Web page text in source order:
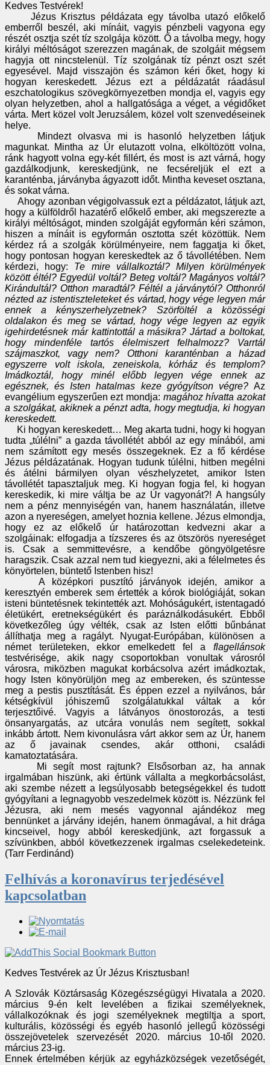
Kedves Testvérek!
Jézus Krisztus példázata egy távolba utazó előkelő
emberről beszél, aki mínáit, vagyis pénzbeli vagyona egy
részét osztja szét tíz szolgája között. Ő a távolba megy, hogy
királyi méltóságot szerezzen magának, de szolgáit mégsem
hagyja ott nincstelenül. Tíz szolgának tíz pénzt oszt szét
egyesével. Majd visszajön és számon kéri őket, hogy ki
hogyan kereskedett. Jézus ezt a példázatát ráadásul
eszchatologikus szövegkörnyezetben mondja el, vagyis egy
olyan helyzetben, ahol a hallgatósága a véget, a végidőket
várta. Mert közel volt Jeruzsálem, közel volt szenvedéseinek
helye.
Mindezt olvasva mi is hasonló helyzetben látjuk
magunkat. Mintha az Úr elutazott volna, elköltözött volna,
ránk hagyott volna egy-két fillért, és most is azt várná, hogy
gazdálkodjunk, kereskedjünk, ne fecséreljük el ezt a
karanténba, járványba ágyazott időt. Mintha keveset osztana,
és sokat várna.
Ahogy azonban végigolvassuk ezt a példázatot, látjuk azt,
hogy a külföldről hazatérő előkelő ember, aki megszerezte a
királyi méltóságot, minden szolgáját egyformán kéri számon,
hiszen a mínáit is egyformán osztotta szét közöttük. Nem
kérdez rá a szolgák körülményeire, nem faggatja ki őket,
hogy pontosan hogyan kereskedtek az ő távollétében. Nem
kérdezi, hogy: Te mire vállalkoztál? Milyen körülmények
között éltél? Egyedül voltál? Beteg voltál? Magányos voltál?
Kirándultál? Otthon maradtál? Féltél a járványtól? Otthonról
nézted az istentiszteleteket és vártad, hogy vége legyen már
ennek a kényszerhelyzetnek? Szörföltél a közösségi
oldalakon és meg se vártad, hogy vége legyen az egyik
igehirdetésnek már kattintottál a másikra? Jártad a boltokat,
hogy mindenféle tartós élelmiszert felhalmozz? Varrtál
szájmaszkot, vagy nem? Otthoni karanténban a házad
egyszerre volt iskola, zeneiskola, kórház és templom?
Imádkoztál, hogy minél előbb legyen vége ennek az
egésznek, és Isten hatalmas keze gyógyítson végre? Az
evangélium egyszerűen ezt mondja: magához hívatta azokat
a szolgákat, akiknek a pénzt adta, hogy megtudja, ki hogyan
kereskedett.
Ki hogyan kereskedett… Meg akarta tudni, hogy ki hogyan
tudta „túlélni” a gazda távollétét abból az egy mínából, ami
nem számított egy mesés összegeknek. Ez a fő kérdése
Jézus példázatának. Hogyan tudunk túlélni, hitben megélni
és átélni bármilyen olyan vészhelyzetet, amikor Isten
távollétét tapasztaljuk meg. Ki hogyan fogja fel, ki hogyan
kereskedik, ki mire váltja be az Úr vagyonát?! A hangsúly
nem a pénz mennyiségén van, hanem használatán, illetve
azon a nyereségen, amelyet hoznia kellene. Jézus elmondja,
hogy ez az előkelő úr határozottan kedvezni akar a
szolgáinak: elfogadja a tízszeres és az ötszörös nyereséget
is. Csak a semmittevésre, a kendőbe göngyölgetésre
haragszik. Csak azzal nem tud kiegyezni, aki a félelmetes és
könyörtelen, büntető Istenben hisz!
A középkori pusztító járványok idején, amikor a
keresztyén emberek sem értették a kórok biológiáját, sokan
isteni büntetésnek tekintették azt. Mohóságukért, istentagadó
életükért, eretnekségükért és paráználkodásukért. Ebből
következőleg úgy vélték, csak az Isten előtti bűnbánat
állíthatja meg a ragályt. Nyugat-Európában, különösen a
német területeken, ekkor emelkedett fel a flagellánsok
testvérisége, akik nagy csoportokban vonultak városról
városra, miközben magukat korbácsolva azért imádkoztak,
hogy Isten könyörüljön meg az embereken, és szüntesse
meg a pestis pusztítását. És éppen ezzel a nyilvános, bár
kétségkívül jóhiszemű szolgálatukkal váltak a kór
terjesztőivé. Vagyis a látványos önostorozás, a testi
önsanyargatás, az utcára vonulás nem segített, sokkal
inkább ártott. Nem kivonulásra várt akkor sem az Úr, hanem
az ő javainak csendes, akár otthoni, családi
kamatoztatására.
Mi segít most rajtunk? Elsősorban az, ha annak
irgalmában hiszünk, aki értünk vállalta a megkorbácsolást,
aki szembe nézett a legsúlyosabb betegségekkel és tudott
gyógyítani a legnagyobb veszedelmek között is. Nézzünk fel
Jézusra, aki nem mesés vagyonnal ajándékoz meg
bennünket a járvány idején, hanem önmagával, a hit drága
kincseivel, hogy abból kereskedjünk, azt forgassuk a
szívünkben, abból következzenek irgalmas cselekedeteink.
(Tarr Ferdinánd)
Felhívás a koronavírus terjedésével
kapcsolatban
Kedves Testvérek az Úr Jézus Krisztusban!
A Szlovák Köztársaság Közegészségügyi Hivatala a 2020.
március 9-én kelt levelében a fizikai személyeknek,
vállalkozóknak és jogi személyeknek megtiltja a sport,
kulturális, közösségi és egyéb hasonló jellegű közösségi
összejövetelek szervezését 2020. március 10-től 2020.
március 23-ig.
Ennek értelmében kérjük az egyházközségek vezetőségét,